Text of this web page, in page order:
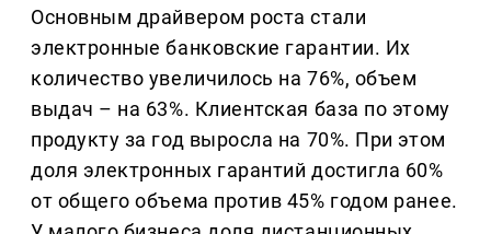
Основным драйвером роста стали
электронные банковские гарантии. Их
количество увеличилось на 76%, объем
выдач – на 63%. Клиентская база по этому
продукту за год выросла на 70%. При этом
доля электронных гарантий достигла 60%
от общего объема против 45% годом ранее.